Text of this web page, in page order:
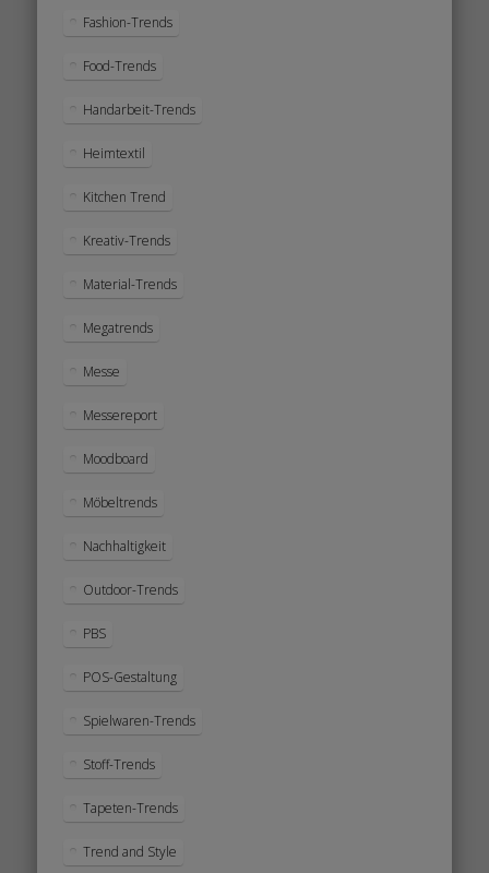
Fashion-Trends
Food-Trends
Handarbeit-Trends
Heimtextil
Kitchen Trend
Kreativ-Trends
Material-Trends
Megatrends
Messe
Messereport
Moodboard
Möbeltrends
Nachhaltigkeit
Outdoor-Trends
PBS
POS-Gestaltung
Spielwaren-Trends
Stoff-Trends
Tapeten-Trends
Trend and Style